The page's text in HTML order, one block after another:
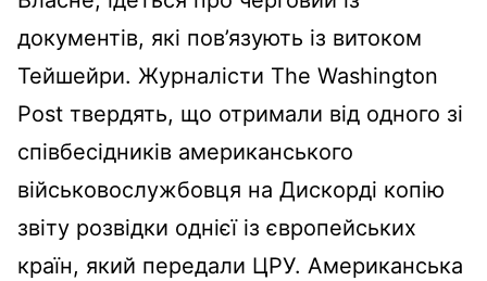
документів, які пов’язують із витоком
Тейшейри. Журналісти The Washington
Post твердять, що отримали від одного зі
співбесідників американського
військовослужбовця на Дискорді копію
звіту розвідки однієї із європейських
країн, який передали ЦРУ. Американська